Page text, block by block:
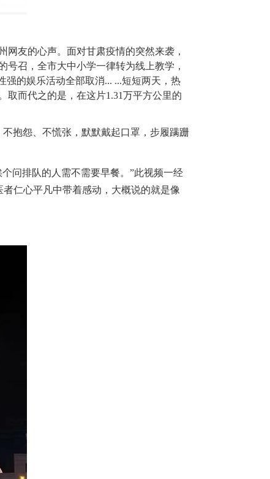
友的心声。面对甘肃疫情的突然来袭，
召，全市大中小学一律转为线上教学，
强的娱乐活动全部取消... ...短短两天，热
取而代之的是，在这片1.31万平方公里的
抱怨、不慌张，默默戴起口罩，步履蹒跚
问排队的人需不需要早餐。”此视频一经
仁心平凡中带着感动，大概说的就是像